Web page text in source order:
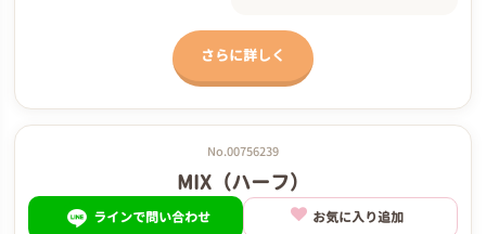
さらに詳しく
No.00756239
MIX（ハーフ）
ラインで問い合わせ お気に入り追加